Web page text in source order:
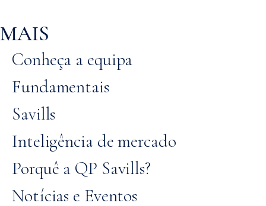
MAIS
Conheça a equipa
Fundamentais
Savills
Inteligência de mercado
Porquê a QP Savills?
Notícias e Eventos